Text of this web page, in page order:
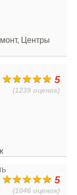
Центры
5
(1239 оценок)
5
(1046 оценок)